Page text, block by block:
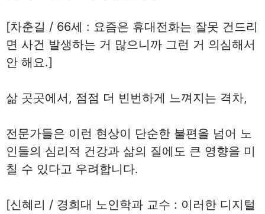
[차춘길 / 66세 : 요즘은 휴대전화는 잘못 건드리
면 사건 발생하는 거 많으니까 그런 거 의심해서
안 해요.]
삶 곳곳에서, 점점 더 빈번하게 느껴지는 격차,
전문가들은 이런 현상이 단순한 불편을 넘어 노
인들의 심리적 건강과 삶의 질에도 큰 영향을 미
칠 수 있다고 우려합니다.
[신혜리 / 경희대 노인학과 교수 : 이러한 디지털